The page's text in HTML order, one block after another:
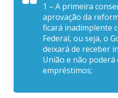
1 – A primeira
aprovação da
ficará inadimplente
Federal, ou seja, o
deixará de receber
União e não
empréstimos;